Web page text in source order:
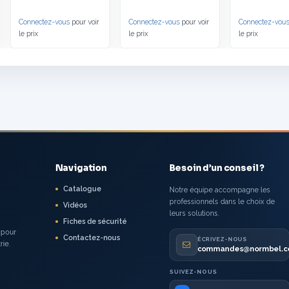
Connectez-vous pour voir
le prix
Connectez-vous pour voir
le prix
Connectez-vous
le prix
Navigation
Catalogue
Vidéos
Fiches de sécurité
Contactez-nous
Besoin d’un conseil ?
Notre équipe accompagne les
professionnels dans le choix de
leurs solutions.
ÉCRIVEZ-NOUS
SUIVEZ-NOUS